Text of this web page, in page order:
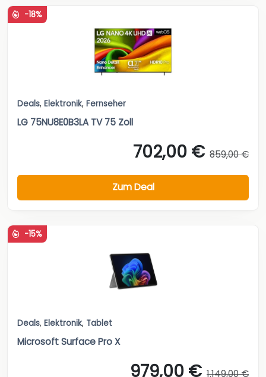
-18%
Deals, Elektronik, Fernseher
LG 75NU8E0B3LA TV 75 Zoll
702,00 € 859,00 €
Zum Deal
-15%
Deals, Elektronik, Tablet
Microsoft Surface Pro X
979,00 € 1.149,00 €